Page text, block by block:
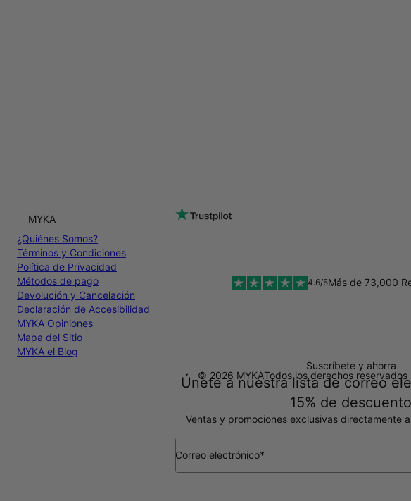
Suscríbete y ahorra
Únete a nuestra lista de correo
15% de descuento
Ventas y promociones exclusivas directamente
Correo electrónico*
MYKA
¿Quiénes Somos?
Términos y Condiciones
Política de Privacidad
Métodos de pago
Devolución y Cancelación
Declaración de Accesibilidad
MYKA Opiniones
Mapa del Sitio
MYKA el Blog
4.6/5Más de 73,000
© 2026 MYKATodos los derechos reservados